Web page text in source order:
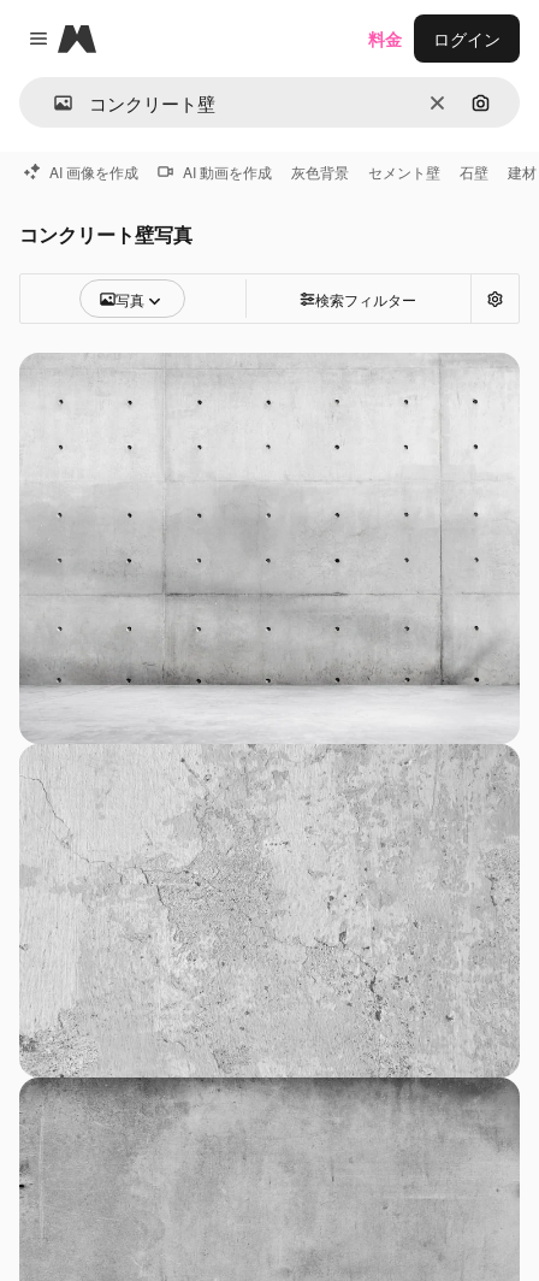
Close menu
Magnific
消去 画像で
料金 ログイン
AI 画像を作成 AI 動画を作成 灰色背景 セメント壁 石壁 建材
コンクリート壁写真
写真 検索フィルター